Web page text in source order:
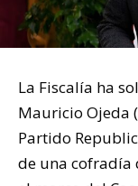
La Fiscalía ha
Mauricio Ojeda
Partido
de una cofradía